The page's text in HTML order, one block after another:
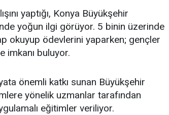
yaptığı, Konya Büyükşehir
yoğun ilgi görüyor. 5 binin üzerinde
okuyup ödevlerini yaparken; gençler
imkanı buluyor.
önemli katkı sunan Büyükşehir
yönelik uzmanlar tarafından
eğitimler veriliyor.